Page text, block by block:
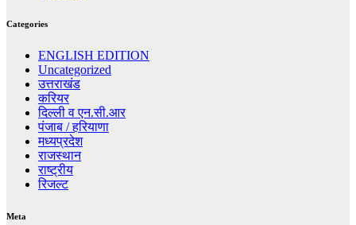
Categories
ENGLISH EDITION
Uncategorized
उत्तराखंड
करियर
दिल्ली व एन.सी.आर
पंजाब / हरियाणा
मध्यप्रदेश
राजस्थान
राष्ट्रीय
रिजल्ट
Meta